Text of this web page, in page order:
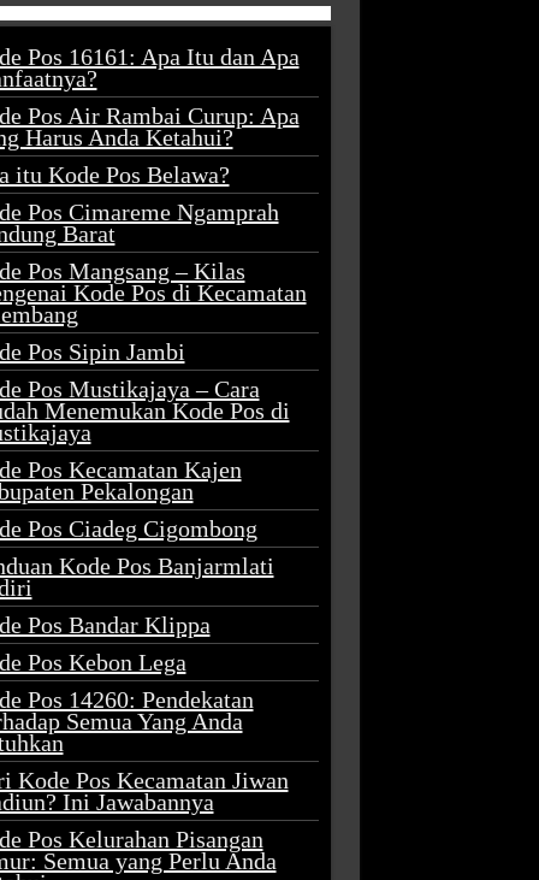
Pos 16161: Apa Itu dan Apa
Pos Air Rambai Curup: Apa
Harus Anda Ketahui?
itu Kode Pos Belawa?
Pos Cimareme Ngamprah
Barat
Pos Mangsang – Kilas
Kode Pos di Kecamatan
Pos Sipin Jambi
Pos Mustikajaya – Cara
Menemukan Kode Pos di
Pos Kecamatan Kajen
Pekalongan
Pos Ciadeg Cigombong
Kode Pos Banjarmlati
Pos Bandar Klippa
Pos Kebon Lega
Pos 14260: Pendekatan
Semua Yang Anda
Kode Pos Kecamatan Jiwan
Ini Jawabannya
Pos Kelurahan Pisangan
Semua yang Perlu Anda